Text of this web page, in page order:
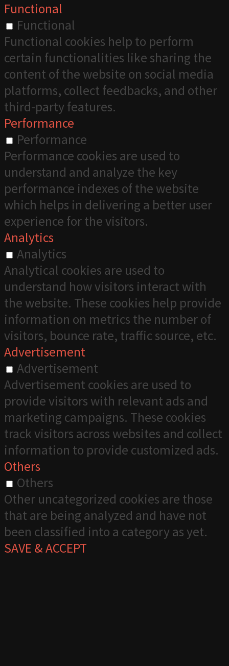
Functional
Functional
Functional cookies help to perform
certain functionalities like sharing the
content of the website on social media
platforms, collect feedbacks, and other
third-party features.
Performance
Performance
Performance cookies are used to
understand and analyze the key
performance indexes of the website
which helps in delivering a better user
experience for the visitors.
Analytics
Analytics
Analytical cookies are used to
understand how visitors interact with
the website. These cookies help provide
information on metrics the number of
visitors, bounce rate, traffic source, etc.
Advertisement
Advertisement
Advertisement cookies are used to
provide visitors with relevant ads and
marketing campaigns. These cookies
track visitors across websites and collect
information to provide customized ads.
Others
Others
Other uncategorized cookies are those
that are being analyzed and have not
been classified into a category as yet.
SAVE & ACCEPT